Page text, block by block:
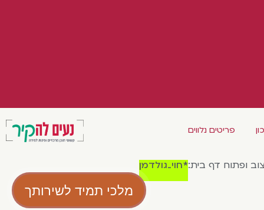
פריטים נלווים
ופתוח דף בית:*חוי_גולדמן
מלכי תמיד לשירותך